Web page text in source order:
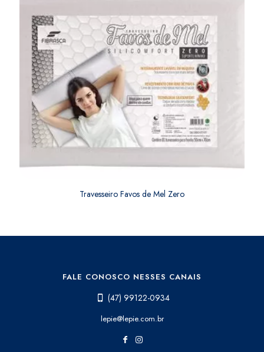
Travesseiro Favos de Mel Zero
FALE CONOSCO NESSES CANAIS
(47) 99122-0934
lepie@lepie.com.br